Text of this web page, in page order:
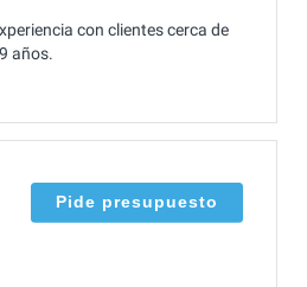
con clientes cerca de
años.
Pide presupuesto